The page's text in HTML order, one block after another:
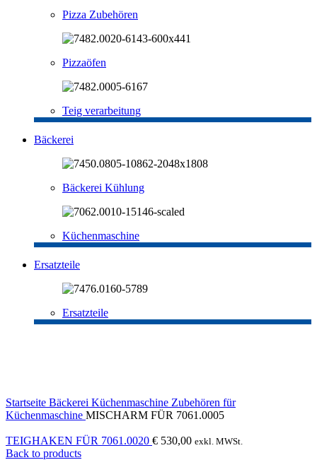
Pizza Zubehören
Pizzaöfen
Teig verarbeitung
Bäckerei
Bäckerei Kühlung
Küchenmaschine
Ersatzteile
Ersatzteile
Startseite Bäckerei Küchenmaschine Zubehören für
Küchenmaschine MISCHARM FÜR 7061.0005
TEIGHAKEN FÜR 7061.0020 € 530,00 exkl. MWSt.
Back to products